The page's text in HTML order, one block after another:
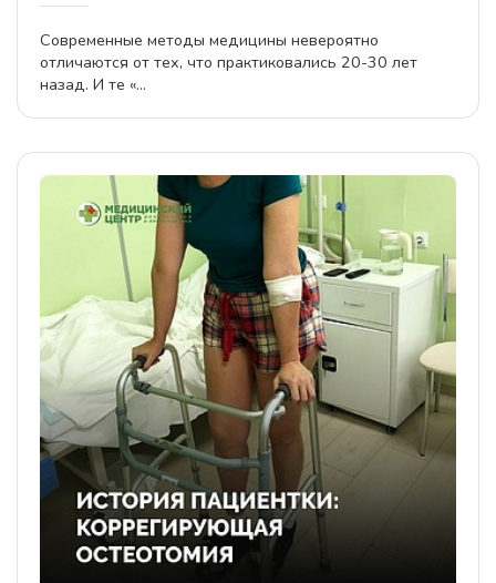
Современные методы медицины невероятно
отличаются от тех, что практиковались 20-30 лет
назад. И те «...